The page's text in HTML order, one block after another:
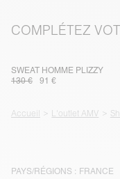
COMPLÉTEZ
SWEAT HOMME PLIZZY
130 €
91 €
Accueil L'outlet AMV
PAYS/RÉGIONS : FRANCE